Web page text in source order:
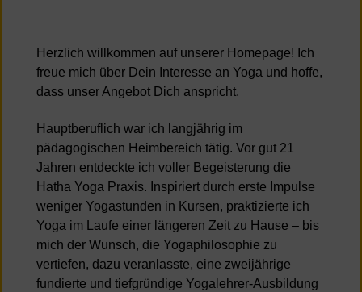
Herzlich willkommen auf unserer Homepage! Ich
freue mich über Dein Interesse an Yoga und hoffe,
dass unser Angebot Dich anspricht.
Hauptberuflich war ich langjährig im
pädagogischen Heimbereich tätig. Vor gut 21
Jahren entdeckte ich voller Begeisterung die
Hatha Yoga Praxis. Inspiriert durch erste Impulse
weniger Yogastunden in Kursen, praktizierte ich
Yoga im Laufe einer längeren Zeit zu Hause – bis
mich der Wunsch, die Yogaphilosophie zu
vertiefen, dazu veranlasste, eine zweijährige
fundierte und tiefgründige Yogalehrer-Ausbildung